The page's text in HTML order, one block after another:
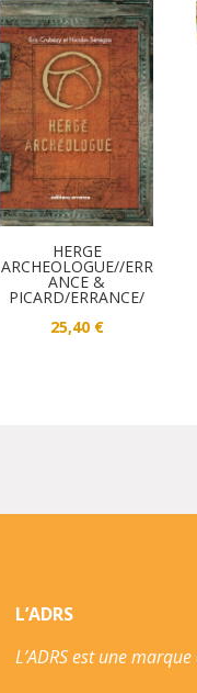
HERGE
ARCHEOLOGUE//ERR
ANCE &
PICARD/ERRANCE/
25,40 €
L’ADRS
L’ADRS est une